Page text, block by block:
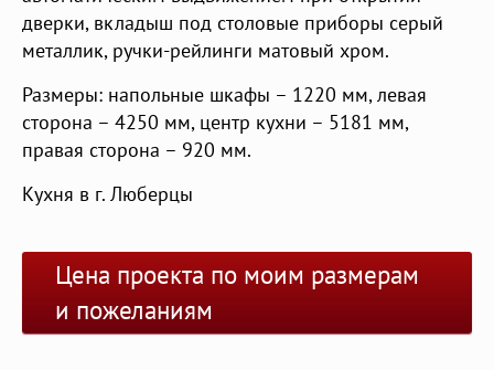
дверки, вкладыш под столовые приборы серый
металлик, ручки-рейлинги матовый хром.
Размеры: напольные шкафы – 1220 мм, левая
сторона – 4250 мм, центр кухни – 5181 мм,
правая сторона – 920 мм.
Кухня в г. Люберцы
Цена проекта по моим размерам
и пожеланиям